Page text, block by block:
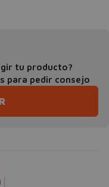
tu producto?
para pedir consejo